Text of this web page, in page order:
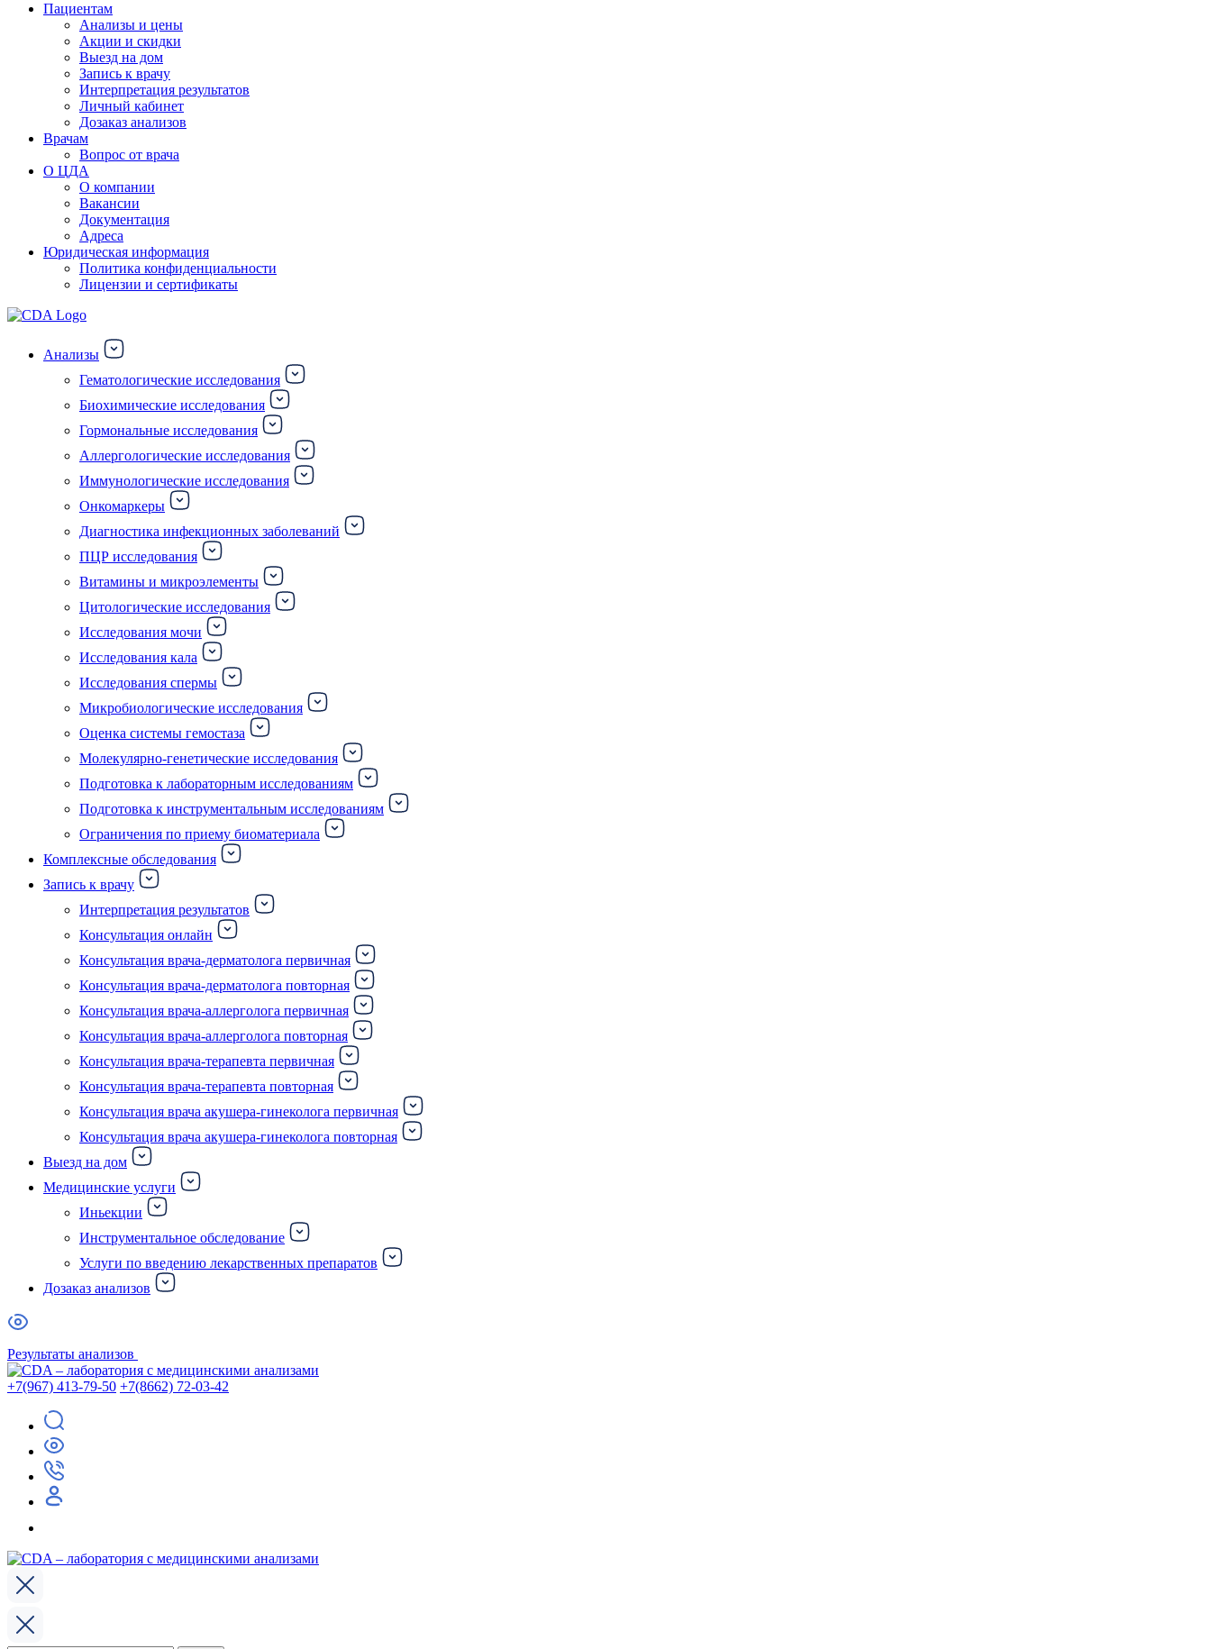
Пациентам
Анализы и цены
Акции и скидки
Выезд на дом
Запись к врачу
Интерпретация результатов
Личный кабинет
Дозаказ анализов
Врачам
Вопрос от врача
О ЦДА
О компании
Вакансии
Документация
Адреса
Юридическая информация
Политика конфиденциальности
Лицензии и сертификаты
Анализы
Гематологические исследования
Биохимические исследования
Гормональные исследования
Аллергологические исследования
Иммунологические исследования
Онкомаркеры
Диагностика инфекционных заболеваний
ПЦР исследования
Витамины и микроэлементы
Цитологические исследования
Исследования мочи
Исследования кала
Исследования спермы
Микробиологические исследования
Оценка системы гемостаза
Молекулярно-генетические исследования
Подготовка к лабораторным исследованиям
Подготовка к инструментальным исследованиям
Ограничения по приему биоматериала
Комплексные обследования
Запись к врачу
Интерпретация результатов
Консультация онлайн
Консультация врача-дерматолога первичная
Консультация врача-дерматолога повторная
Консультация врача-аллерголога первичная
Консультация врача-аллерголога повторная
Консультация врача-терапевта первичная
Консультация врача-терапевта повторная
Консультация врача акушера-гинеколога первичная
Консультация врача акушера-гинеколога повторная
Выезд на дом
Медицинские услуги
Иньекции
Инструментальное обследование
Услуги по введению лекарственных препаратов
Дозаказ анализов
Результаты анализов
+7(967) 413-79-50 +7(8662) 72-03-42